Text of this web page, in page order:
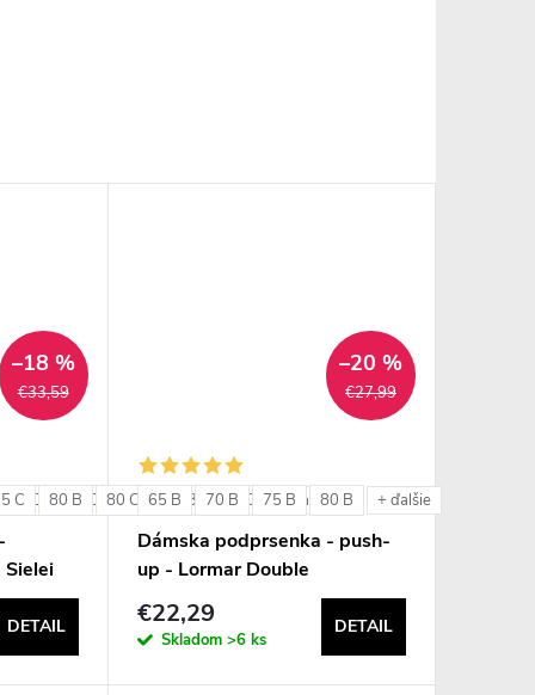
85 C 85 D 85 E 90 C 90 D + ďalšie
€33,59
–18 %
C 80 B 80 C 85 B 85 C + ďalšie
DETAIL
€27,99
–20 %
65 B 70 B 75 B 80 B + ďalšie
Dámska podprsenka - push-
up - Lormar Double
€22,29
Skladom >6 ks
DETAIL